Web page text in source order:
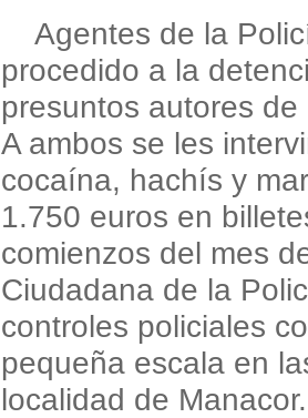
Agentes de la
procedido a la
presuntos autores
A ambos se les
cocaína, hachís y
1.750 euros en
comienzos del mes
Ciudadana de la
controles policiales
pequeña escala en
localidad de Manacor.